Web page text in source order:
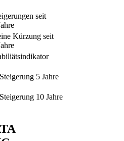
seit
Kürzung seit
5 Jahre
10 Jahre